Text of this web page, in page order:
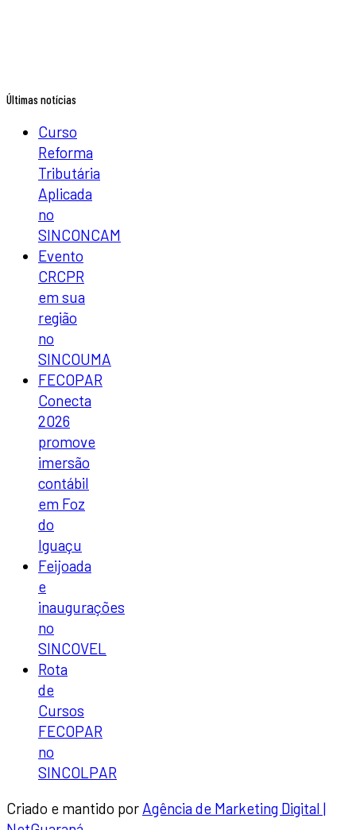
Últimas notícias
Curso
Reforma
Tributária
Aplicada
no
SINCONCAM
Evento
CRCPR
em sua
região
no
SINCOUMA
FECOPAR
Conecta
2026
promove
imersão
contábil
em Foz
do
Iguaçu
Feijoada
e
inaugurações
no
SINCOVEL
Rota
de
Cursos
FECOPAR
no
SINCOLPAR
Criado e mantido por Agência de Marketing Digital |